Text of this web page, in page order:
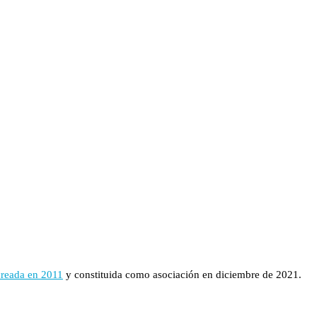
en 2011 y constituida como asociación en diciembre de 2021.